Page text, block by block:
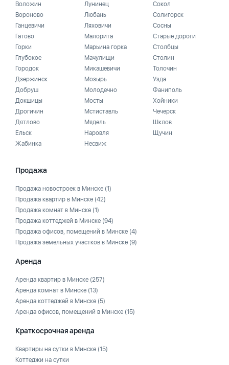
Воложин
Вороново
Ганцевичи
Гатово
Горки
Глубокое
Городок
Дзержинск
Добруш
Докшицы
Дрогичин
Дятлово
Ельск
Жабинка
Лунинец
Любань
Ляховичи
Малорита
Марьина горка
Мачулищи
Микашевичи
Мозырь
Молодечно
Мосты
Мстиставль
Мядель
Наровля
Несвиж
Сокол
Солигорск
Сосны
Старые дороги
Столбцы
Столин
Толочин
Узда
Фаниполь
Хойники
Чечерск
Шклов
Щучин
Продажа
Продажа новостроек в Минске (1)
Продажа квартир в Минске (42)
Продажа комнат в Минске (1)
Продажа коттеджей в Минске (94)
Продажа офисов, помещений в Минске (4)
Продажа земельных участков в Минске (9)
Аренда
Аренда квартир в Минске (257)
Аренда комнат в Минске (13)
Аренда коттеджей в Минске (5)
Аренда офисов, помещений в Минске (15)
Краткосрочная аренда
Квартиры на сутки в Минске (15)
Коттеджи на сутки